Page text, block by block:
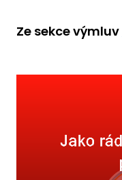
Ze sekce výmluv